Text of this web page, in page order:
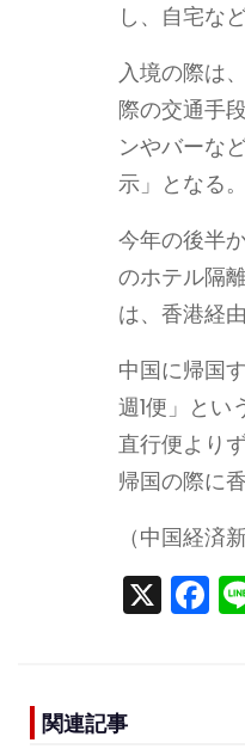
し、自宅な
入境の際は
際の交通手
ンやバーな
示」となる。
今年の後半
のホテル隔
は、香港経
中国に帰国
週1便」とい
直行便より
帰国の際に
（中国経済
X F
a
関連記事